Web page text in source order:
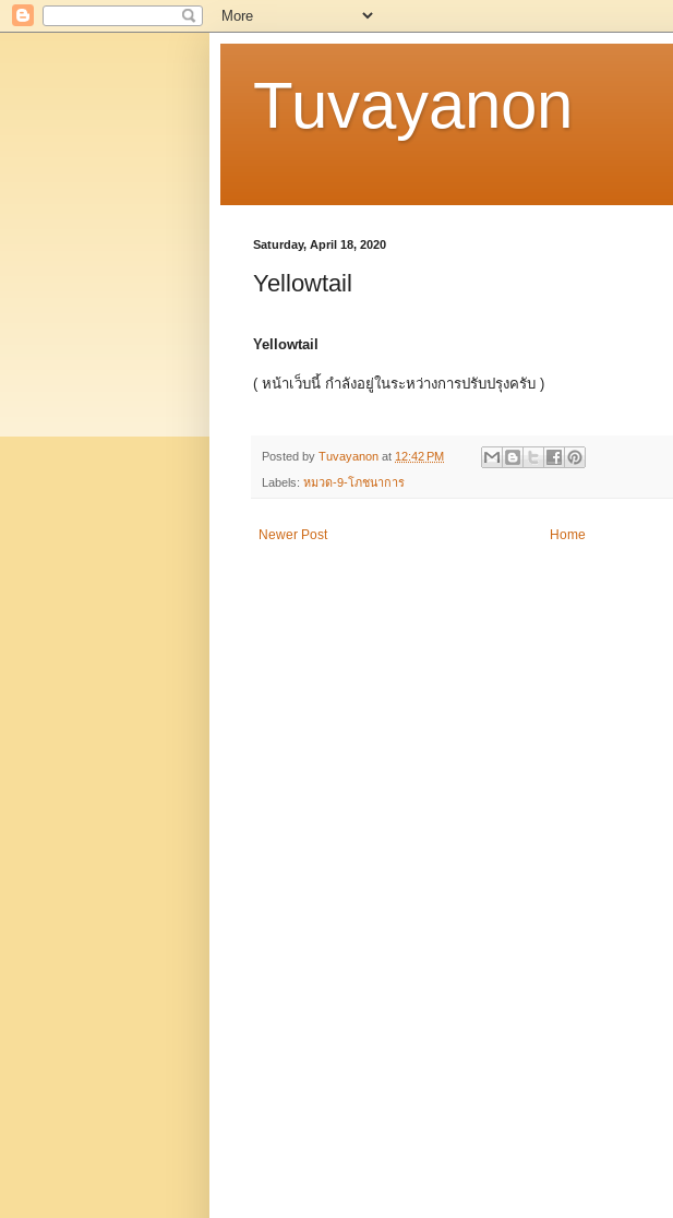
Tuvayanon
Saturday, April 18, 2020
Yellowtail
Yellowtail
( หน้าเว็บนี้ กำลังอยู่ในระหว่างการปรับปรุงครับ )
Posted by Tuvayanon at 12:42 PM
Labels: หมวด-9-โภชนาการ
Newer Post Home